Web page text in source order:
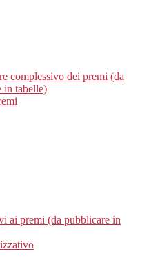
complessivo dei premi (da
in tabelle)
ai premi (da pubblicare in